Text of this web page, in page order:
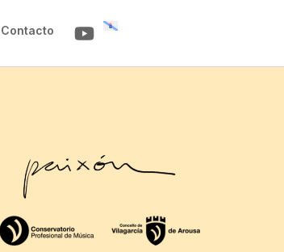
Contacto